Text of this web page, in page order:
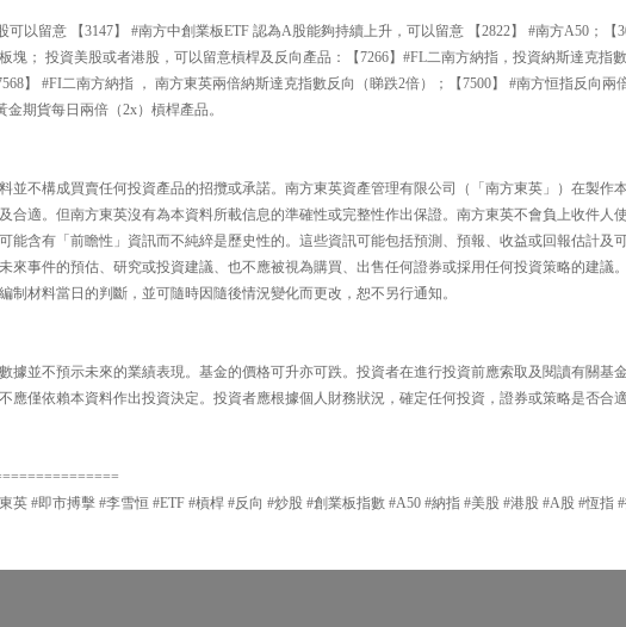
以留意 【3147】 #南方中創業板ETF 認為A股能夠持續上升，可以留意 【2822】 #南方A50；【
塊； 投資美股或者港股，可以留意槓桿及反向產品：【7266】#FL二南方納指，投資納斯達克指
】 #FI二南方納指 ， 南方東英兩倍納斯達克指數反向（睇跌2倍）；【7500】 #南方恒指反向兩倍
期貨每日兩倍（2x）槓桿產品。
並不構成買賣任何投資產品的招攬或承諾。南方東英資產管理有限公司（「南方東英」）在製作
合適。但南方東英沒有為本資料所載信息的準確性或完整性作出保證。南方東英不會負上收件人
能含有「前瞻性」資訊而不純綷是歷史性的。這些資訊可能包括預測、預報、收益或回報估計及
來事件的預估、研究或投資建議、也不應被視為購買、出售任何證券或採用任何投資策略的建議
制材料當日的判斷，並可隨時因隨後情況變化而更改，恕不另行通知。
據並不預示未來的業績表現。基金的價格可升亦可跌。投資者在進行投資前應索取及閱讀有關基
應僅依賴本資料作出投資決定。投資者應根據個人財務狀況，確定任何投資，證券或策略是否合
英 #即市搏擊 #李雪恒 #ETF #槓桿 #反向 #炒股 #創業板指數 #A50 #納指 #美股 #港股 #A股 #恆指